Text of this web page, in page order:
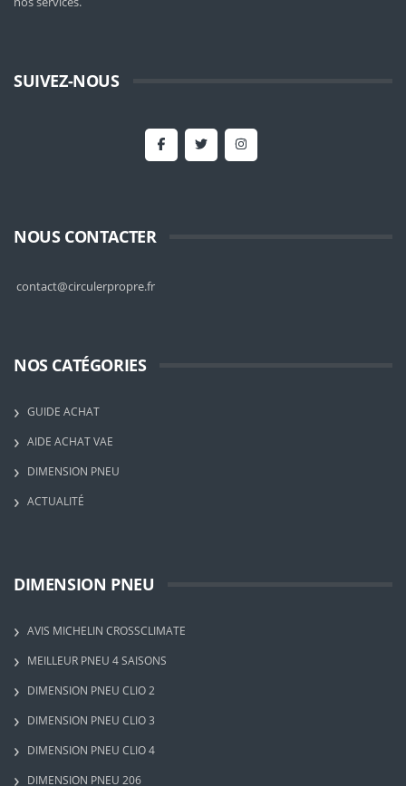
SUIVEZ-NOUS
NOUS CONTACTER
contact@circulerpropre.fr
NOS CATÉGORIES
GUIDE ACHAT
AIDE ACHAT VAE
DIMENSION PNEU
ACTUALITÉ
DIMENSION PNEU
AVIS MICHELIN CROSSCLIMATE
MEILLEUR PNEU 4 SAISONS
DIMENSION PNEU CLIO 2
DIMENSION PNEU CLIO 3
DIMENSION PNEU CLIO 4
DIMENSION PNEU 206